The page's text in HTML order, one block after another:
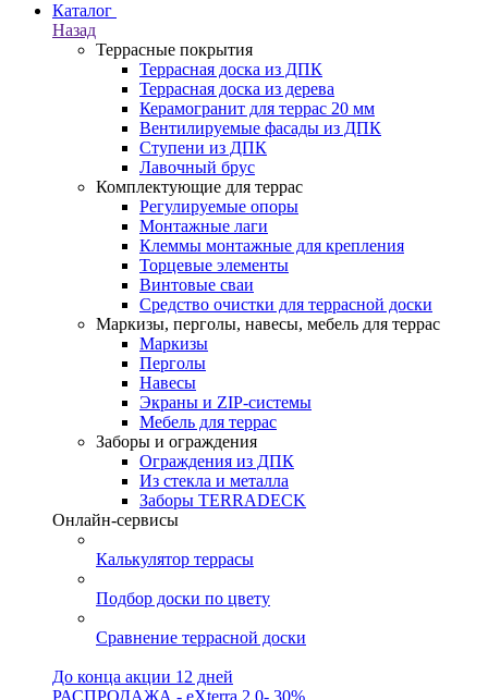
Каталог
Назад
Террасные покрытия
Террасная доска из ДПК
Террасная доска из дерева
Керамогранит для террас 20 мм
Вентилируемые фасады из ДПК
Ступени из ДПК
Лавочный брус
Комплектующие для террас
Регулируемые опоры
Монтажные лаги
Клеммы монтажные для крепления
Торцевые элементы
Винтовые сваи
Средство очистки для террасной доски
Маркизы, перголы, навесы, мебель для террас
Маркизы
Перголы
Навесы
Экраны и ZIP-системы
Мебель для террас
Заборы и ограждения
Ограждения из ДПК
Из стекла и металла
Заборы TERRADECK
Онлайн-сервисы
Калькулятор террасы
Подбор доски по цвету
Сравнение террасной доски
До конца акции 12 дней
РАСПРОДАЖА - eXterra 2.0- 30%